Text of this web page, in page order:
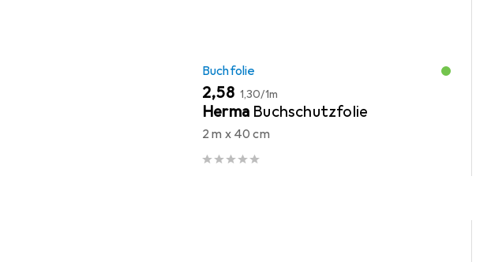
Buchfolie
EUR
2,58 EUR
1,30/1m
Herma Buchschutzfolie
2 m x 40 cm